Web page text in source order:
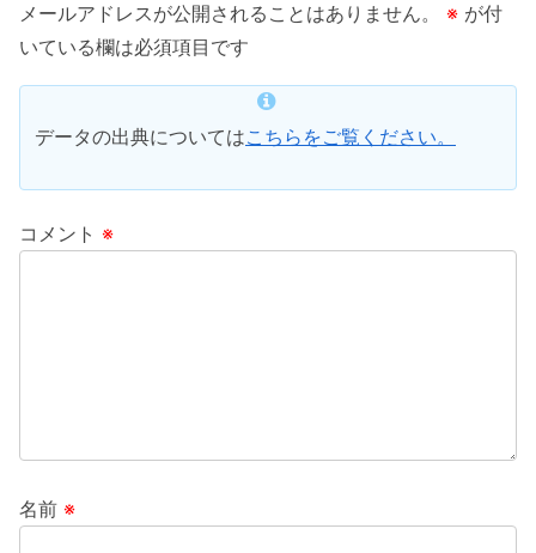
メールアドレスが公開されることはありません。 ※ が付
いている欄は必須項目です
データの出典についてはこちらをご覧ください。
コメント ※
名前 ※